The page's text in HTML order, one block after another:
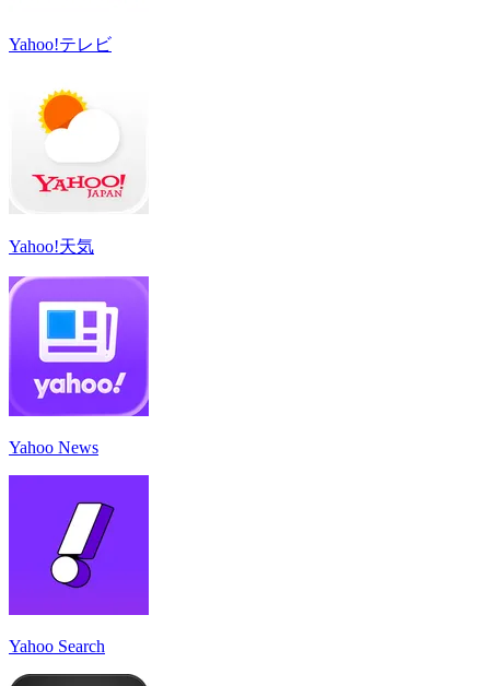
Yahoo!テレビ
Yahoo!天気
Yahoo News
Yahoo Search